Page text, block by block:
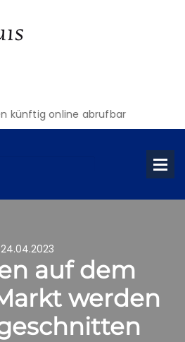
künftig online abrufbar
24.04.2023
auf dem
werden